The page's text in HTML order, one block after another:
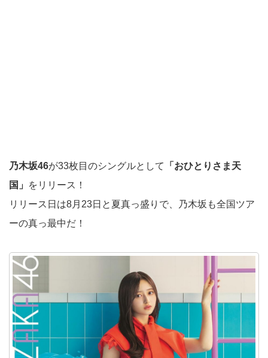
乃木坂46が33枚目のシングルとして
「おひとりさま天
国」
をリリース！
リリース日は8月23日と夏真っ盛りで、乃木坂も全国ツア
ーの真っ最中だ！